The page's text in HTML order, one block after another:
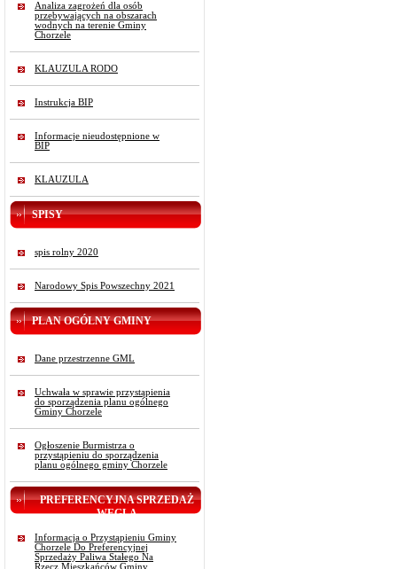
Analiza zagrożeń dla osób
przebywających na obszarach
wodnych na terenie Gminy
Chorzele
KLAUZULA RODO
Instrukcja BIP
Informacje nieudostępnione w
BIP
KLAUZULA
SPISY
spis rolny 2020
Narodowy Spis Powszechny 2021
PLAN OGÓLNY GMINY
Dane przestrzenne GML
Uchwała w sprawie przystąpienia
do sporządzenia planu ogólnego
Gminy Chorzele
Ogłoszenie Burmistrza o
przystąpieniu do sporządzenia
planu ogólnego gminy Chorzele
PREFERENCYJNA SPRZEDAŻ
WĘGLA
Informacja o Przystąpieniu Gminy
Chorzele Do Preferencyjnej
Sprzedaży Paliwa Stałego Na
Rzecz Mieszkańców Gminy